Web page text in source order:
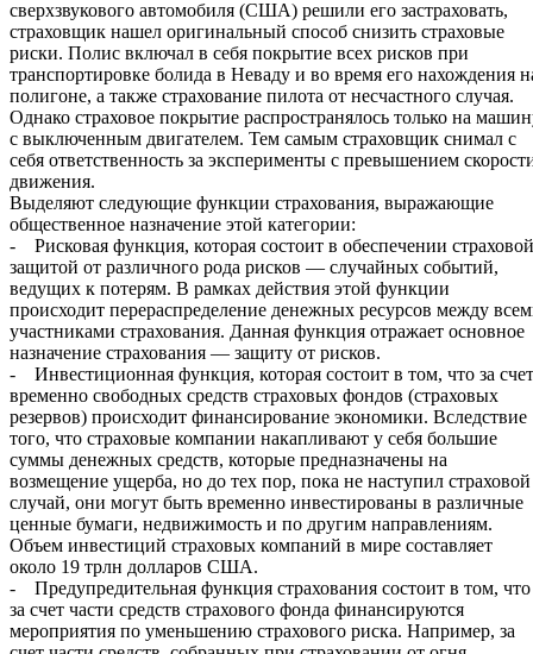
сверхзвукового автомобиля (США) решили его застраховать,
страховщик нашел оригинальный способ снизить страховые
риски. Полис включал в себя покрытие всех рисков при
транспортировке болида в Неваду и во время его нахождения
полигоне, а также страхование пилота от несчастного случая.
Однако страховое покрытие распространялось только на
с выключенным двигателем. Тем самым страховщик снимал с
себя ответственность за эксперименты с превышением
движения.
Выделяют следующие функции страхования, выражающие
общественное назначение этой категории:
- Рисковая функция, которая состоит в обеспечении страховой
защитой от различного рода рисков — случайных событий,
ведущих к потерям. В рамках действия этой функции
происходит перераспределение денежных ресурсов между
участниками страхования. Данная функция отражает основное
назначение страхования — защиту от рисков.
- Инвестиционная функция, которая состоит в том, что за счет
временно свободных средств страховых фондов (страховых
резервов) происходит финансирование экономики. Вследствие
того, что страховые компании накапливают у себя большие
суммы денежных средств, которые предназначены на
возмещение ущерба, но до тех пор, пока не наступил страховой
случай, они могут быть временно инвестированы в различные
ценные бумаги, недвижимость и по другим направлениям.
Объем инвестиций страховых компаний в мире составляет
около 19 трлн долларов США.
- Предупредительная функция страхования состоит в том, что
за счет части средств страхового фонда финансируются
мероприятия по уменьшению страхового риска. Например, за